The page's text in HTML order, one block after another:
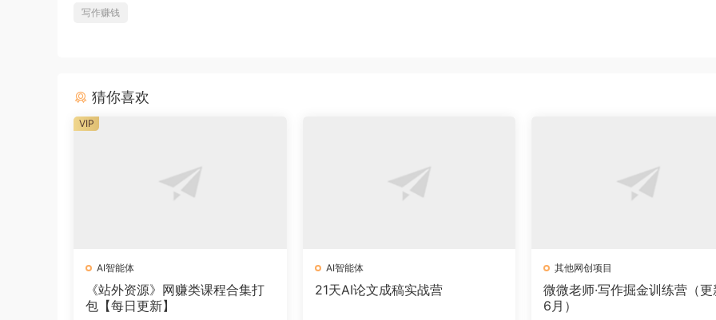
写作赚钱
猜你喜欢
AI智能体
《站外资源》网赚类课程合集打
包【每日更新】
VIP
AI智能体
21天AI论文成稿实战营
其他网创项目
微微老师·写作掘金训练营（
6月）